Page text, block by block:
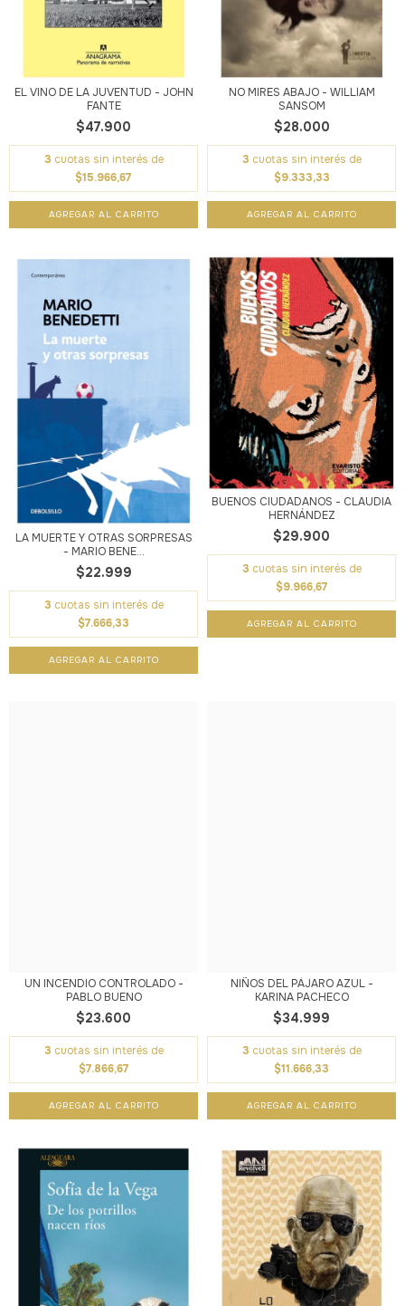
EL VINO DE LA JUVENTUD - JOHN
FANTE
$47.900
3 cuotas sin interés de
$15.966,67
NO MIRES ABAJO - WILLIAM
SANSOM
$28.000
3 cuotas sin interés de
$9.333,33
LA MUERTE Y OTRAS SORPRESAS
- MARIO BENE...
$22.999
3 cuotas sin interés de
$7.666,33
BUENOS CIUDADANOS - CLAUDIA
HERNÁNDEZ
$29.900
3 cuotas sin interés de
$9.966,67
UN INCENDIO CONTROLADO -
PABLO BUENO
$23.600
3 cuotas sin interés de
$7.866,67
NIÑOS DEL PÁJARO AZUL -
KARINA PACHECO
$34.999
3 cuotas sin interés de
$11.666,33